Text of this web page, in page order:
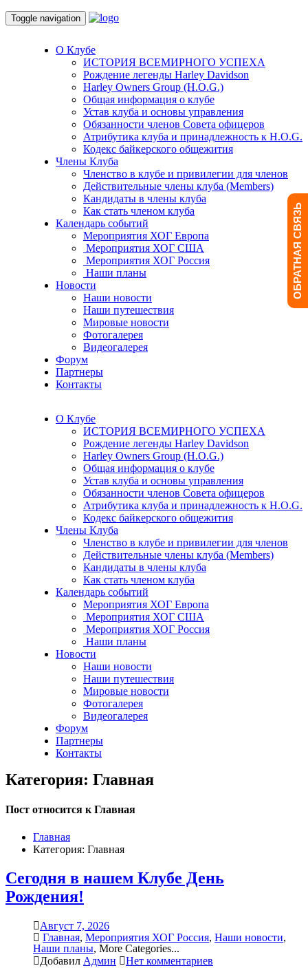
Toggle navigation
О Клубе
ИСТОРИЯ ВСЕМИРНОГО УСПЕХА
Рождение легенды Harley Davidson
Harley Owners Group (H.O.G.)
Общая информация о клубе
Устав клуба и основы управления
Обязанности членов Совета офицеров
Атрибутика клуба и принадлежность к H.O.G.
Кодекс байкерского общежития
Члены Клуба
Членство в клубе и привилегии для членов
Действительные члены клуба (Members)
Кандидаты в члены клуба
Как стать членом клуба
Календарь событий
Мероприятия ХОГ Европа
Мероприятия ХОГ США
Мероприятия ХОГ Россия
Наши планы
Новости
Наши новости
Наши путешествия
Мировые новости
Фотогалерея
Видеогалерея
Форум
Партнеры
Контакты
О Клубе
ИСТОРИЯ ВСЕМИРНОГО УСПЕХА
Рождение легенды Harley Davidson
Harley Owners Group (H.O.G.)
Общая информация о клубе
Устав клуба и основы управления
Обязанности членов Совета офицеров
Атрибутика клуба и принадлежность к H.O.G.
Кодекс байкерского общежития
Члены Клуба
Членство в клубе и привилегии для членов
Действительные члены клуба (Members)
Кандидаты в члены клуба
Как стать членом клуба
Календарь событий
Мероприятия ХОГ Европа
Мероприятия ХОГ США
Мероприятия ХОГ Россия
Наши планы
Новости
Наши новости
Наши путешествия
Мировые новости
Фотогалерея
Видеогалерея
Форум
Партнеры
Контакты
Категория: Главная
Пост относится к Главная
Главная
Категория: Главная
Сегодня в нашем Клубе День
Рождения!
Август 7, 2026
Главная, Мероприятия ХОГ Россия, Наши новости,
Наши планы, More Categories...
Добавил Админ
Нет комментариев
ОБРАТНАЯ СВЯЗЬ